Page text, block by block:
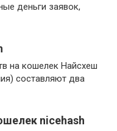
деньги заявок,
на кошелек Найсхеш
составляют два
nicehash